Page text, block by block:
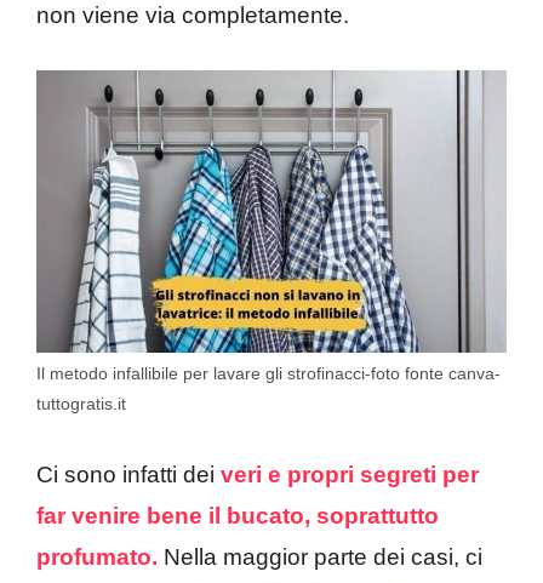
non viene via completamente.
Il metodo infallibile per lavare gli strofinacci-foto fonte canva-
tuttogratis.it
Ci sono infatti dei veri e propri segreti per
far venire bene il bucato, soprattutto
profumato. Nella maggior parte dei casi, ci